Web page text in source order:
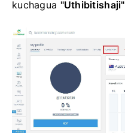
kuchagua "Uthibitishaji"